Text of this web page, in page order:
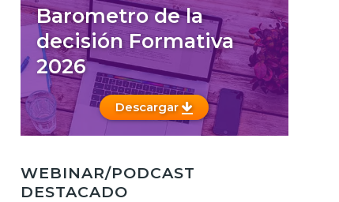
Barometro de la
decisión Formativa
2026
Descargar
WEBINAR/PODCAST
DESTACADO